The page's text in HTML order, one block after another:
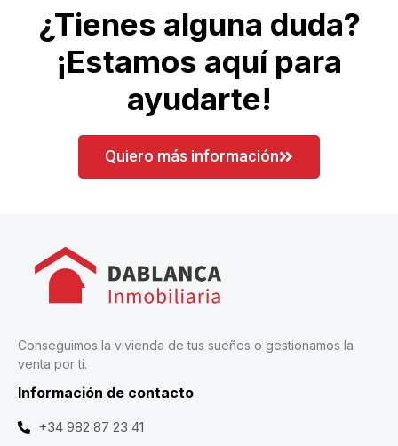
¿Tienes alguna duda?
¡Estamos aquí para
ayudarte!
Quiero más información
Conseguimos la vivienda de tus sueños o gestionamos la
venta por ti.
Información de contacto
+34 982 87 23 41